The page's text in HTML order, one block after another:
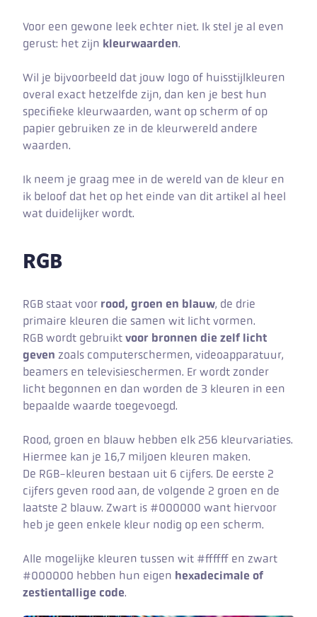
Voor een gewone leek echter niet. Ik stel je al even
gerust: het zijn kleurwaarden.
Wil je bijvoorbeeld dat jouw logo of huisstijlkleuren
overal exact hetzelfde zijn, dan ken je best hun
specifieke kleurwaarden, want op scherm of op
papier gebruiken ze in de kleurwereld andere
waarden.
Ik neem je graag mee in de wereld van de kleur en
ik beloof dat het op het einde van dit artikel al heel
wat duidelijker wordt.
RGB
RGB staat voor rood, groen en blauw, de drie
primaire kleuren die samen wit licht vormen.
RGB wordt gebruiktvoor bronnen die zelf licht
geven zoals computerschermen, videoapparatuur,
beamers en televisieschermen. Er wordt zonder
licht begonnen en dan worden de 3 kleuren in een
bepaalde waarde toegevoegd.
Rood, groen en blauw hebben elk 256 kleurvariaties.
Hiermee kan je 16,7 miljoen kleuren maken.
De RGB-kleuren bestaan uit 6 cijfers. De eerste 2
cijfers geven rood aan, de volgende 2 groen en de
laatste 2 blauw. Zwart is #000000 want hiervoor
heb je geen enkele kleur nodig op een scherm.
Alle mogelijke kleuren tussen wit #ffffff en zwart
#000000 hebben hun eigen hexadecimale of
zestientallige code.